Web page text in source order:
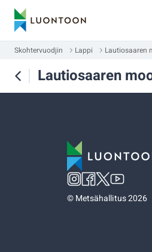
Skohtervuodjin Lappi Lautiosaaren
Lautiosaaren
©Metsähallitus 2026